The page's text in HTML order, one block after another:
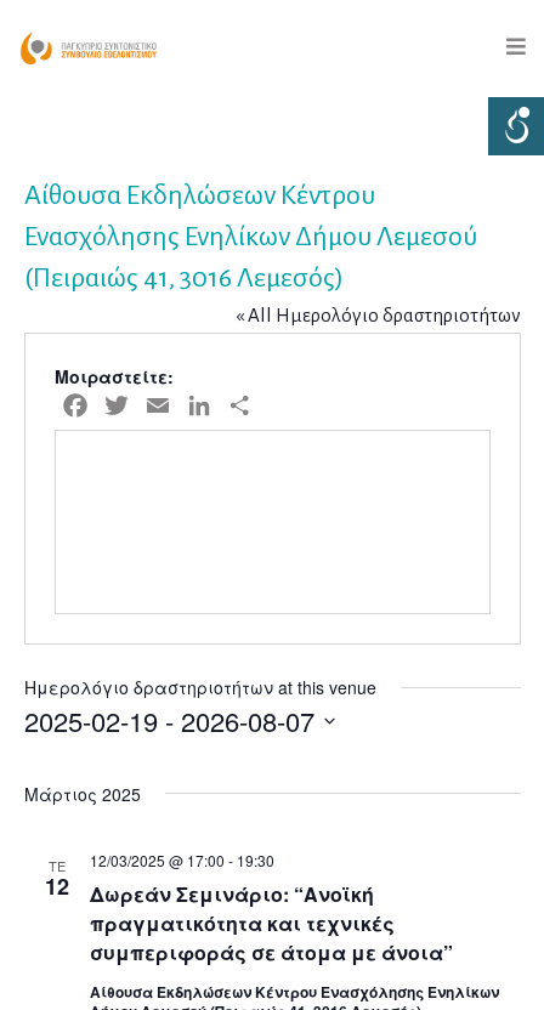
Αίθουσα Εκδηλώσεων Κέντρου
Ενασχόλησης Ενηλίκων Δήμου Λεμεσού
(Πειραιώς 41, 3016 Λεμεσός)
« All Ημερολόγιο δραστηριοτήτων
Μοιραστείτε:
Facebook
Twitter Email LinkedIn
Ημερολόγιο δραστηριοτήτων at this venue
2025-02-19 - 2026-08-07
date.
Μάρτιος 2025
ΤΕ
12
Δωρεάν Σεμινάριο: “Ανοϊκή
πραγματικότητα και τεχνικές
συμπεριφοράς σε άτομα με άνοια”
12/03/2025 @ 17:00 - 19:30
Αίθουσα Εκδηλώσεων Κέντρου Ενασχόλησης Ενηλίκων